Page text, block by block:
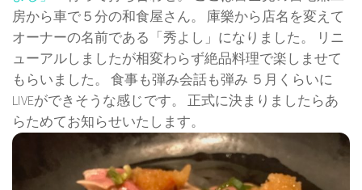
房から車で５分の和食屋さん。 庫樂から店名を変えて
オーナーの名前である「秀よし」になりました。 リニ
ューアルしましたが相変わらず絶品料理で楽しませて
もらいました。 食事も弾み会話も弾み ５月くらいに
LIVEができそうな感じです。 正式に決まりましたらあ
らためてお知らせいたします。